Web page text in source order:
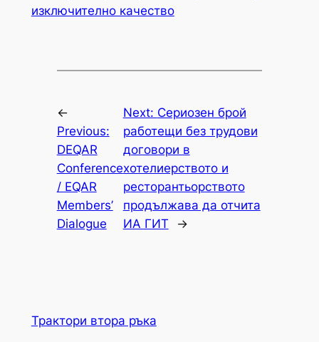
изключително качество
←
Previous:
DEQAR
Conference
/ EQAR
Members’
Dialogue
Next: Сериозен брой
работещи без трудови
договори в
хотелиерството и
ресторантьорството
продължава да отчита
ИА ГИТ
→
Трактори втора ръка